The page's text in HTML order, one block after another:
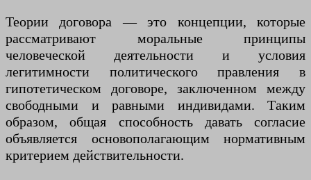
Теории договора — это концепции, которые
рассматривают моральные принципы
человеческой деятельности и условия
легитимности политического правления в
гипотетическом договоре, заключенном между
свободными и равными индивидами. Таким
образом, общая способность давать согласие
объявляется основополагающим нормативным
критерием действительности.